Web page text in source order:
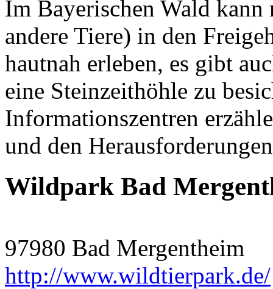
Im Bayerischen Wald
andere Tiere) in den
hautnah erleben, es gibt
eine Steinzeithöhle zu
Informationszentren
und den
Wildpark Bad
97980 Bad Mergentheim
http://www.wildtierpark.de/